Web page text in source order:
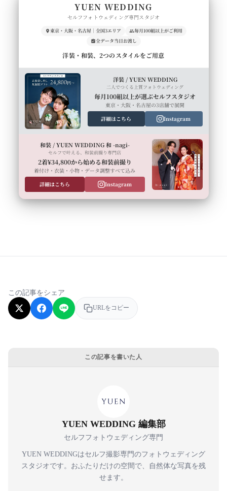
YUEN WEDDING
セルフフォトウェディング専門スタジオ
東京・大阪・名古屋｜全国3エリア
毎月100組以上がご利用
全データ当日お渡し
洋装・和装、2つのスタイルをご用意
洋装 / YUEN WEDDING
二人でつくる上質フォトウェディング
毎月100組以上が選ぶセルフスタジオ
東京・大阪・名古屋の3店舗で展開
詳細はこちら
Instagram
和装 / YUEN WEDDING 和 -nagi-
セルフで叶える、和装前撮り専門店
2着¥34,800から始める和装前撮り
着付け・衣装・小物・データ調整すべて込み
詳細はこちら
Instagram
この記事をシェア
URLをコピー
この記事を書いた人
YUEN WEDDING 編集部
セルフフォトウェディング専門
YUEN WEDDINGはセルフ撮影専門のフォトウェディング
スタジオです。おふたりだけの空間で、自然体な写真を残
せます。